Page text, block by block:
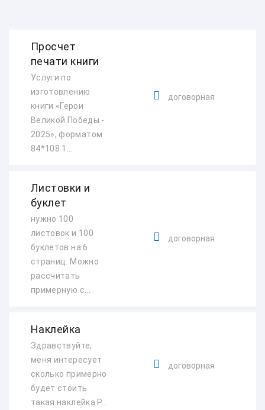
Просчет
печати книги
Услуги по
изготовлению
книги «Герои
Великой Победы -
2025», форматом
84*108 1...
договорная
Листовки и
буклет
нужно 100
листовок и 100
буклетов на 6
страниц. Можно
рассчитать
примерную с...
договорная
Наклейка
Здравствуйте,
меня интересует
сколько примерно
будет стоить
такая наклейка Р...
договорная